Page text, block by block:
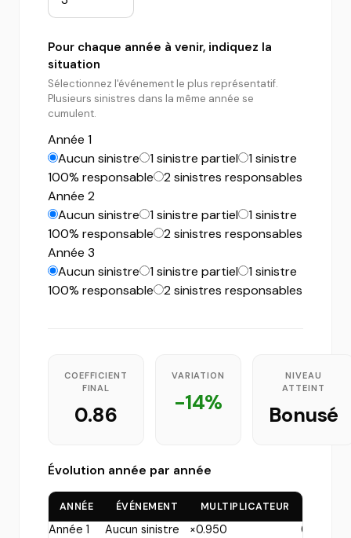
Pour chaque année à venir, indiquez la
situation
Sélectionnez l'événement le plus représentatif.
Plusieurs sinistres dans la même année se
cumulent.
Année 1
Aucun sinistre
1 sinistre partiel
1 sinistre
100% responsable
2 sinistres responsables
Année 2
Aucun sinistre
1 sinistre partiel
1 sinistre
100% responsable
2 sinistres responsables
Année 3
Aucun sinistre
1 sinistre partiel
1 sinistre
100% responsable
2 sinistres responsables
COEFFICIENT
FINAL
0.86
VARIATION
-14%
NIVEAU
ATTEINT
Bonusé
Évolution année par année
ANNÉE ÉVÉNEMENT MULTIPLICATEUR
Année 1 Aucun sinistre ×0.950
0.95